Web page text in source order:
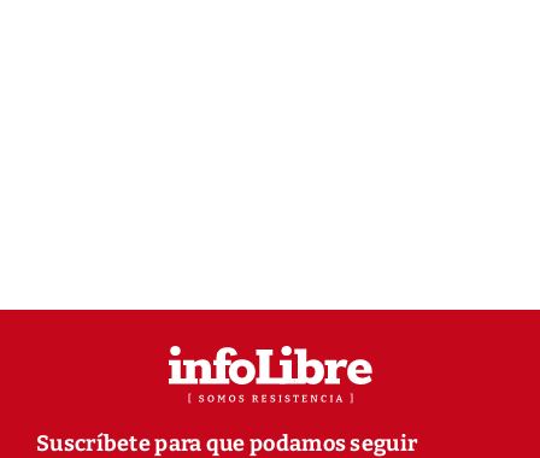
Suscríbete para que podamos seguir